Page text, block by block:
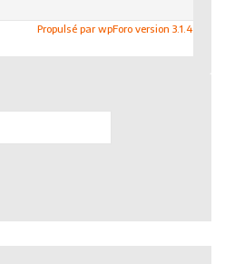
Propulsé par wpForo version 3.1.4